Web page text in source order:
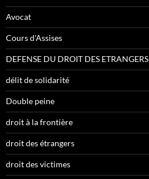
Avocat
Cours d'Assises
DEFENSE DU DROIT DES ETRANGERS
délit de solidarité
Double peine
droit à la frontière
droit des étrangers
droit des victimes